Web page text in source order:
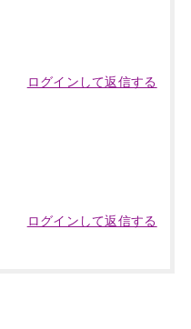
ログインして返信する
ログインして返信する